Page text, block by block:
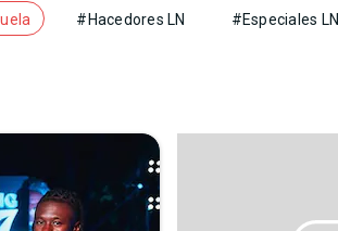
#Hacedores LN #Especiales LN